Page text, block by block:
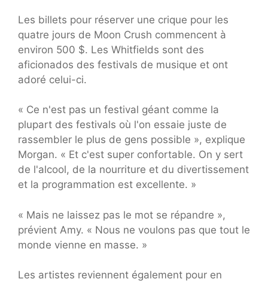
Les billets pour réserver une crique pour les
quatre jours de Moon Crush commencent à
environ 500 $. Les Whitfields sont des
aficionados des festivals de musique et ont
adoré celui-ci.
« Ce n'est pas un festival géant comme la
plupart des festivals où l'on essaie juste de
rassembler le plus de gens possible », explique
Morgan. « Et c'est super confortable. On y sert
de l'alcool, de la nourriture et du divertissement
et la programmation est excellente. »
« Mais ne laissez pas le mot se répandre »,
prévient Amy. « Nous ne voulons pas que tout le
monde vienne en masse. »
Les artistes reviennent également pour en